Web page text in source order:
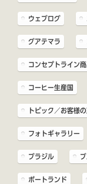
ウェブログ
グアテマラ
コンセプトライン
コーヒー生産国
トピック／お客様
フォトギャラリー
ブラジル
ポートランド